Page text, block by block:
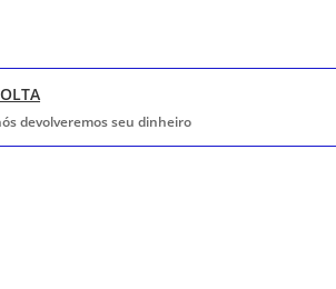
devolveremos seu dinheiro